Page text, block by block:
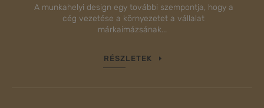
A munkahelyi design egy további szempontja, hogy a
cég vezetése a környezetet a vállalat
márkaimázsának...
RÉSZLETEK